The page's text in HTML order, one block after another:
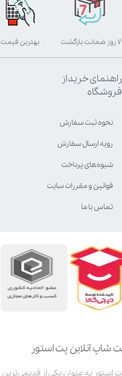
شاپ آنلاین پت استور
بهترین قیمت ۷ روز ضمانت بازگشت
راهنمای خرید از
فروشگاه
نحوه ثبت سفارش
رویه ارسال سفارش
شیوه‌های پرداخت
قوانین و مقررات سایت
تماس با ما